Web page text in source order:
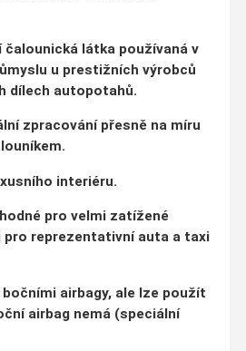
čalounická látka používaná v
u prestižních výrobců
dílech autopotahů.
zpracování přesně na míru
interiéru.
pro velmi zatížené
pro reprezentativní auta a taxi
airbagy, ale lze použít
airbag nemá (speciální